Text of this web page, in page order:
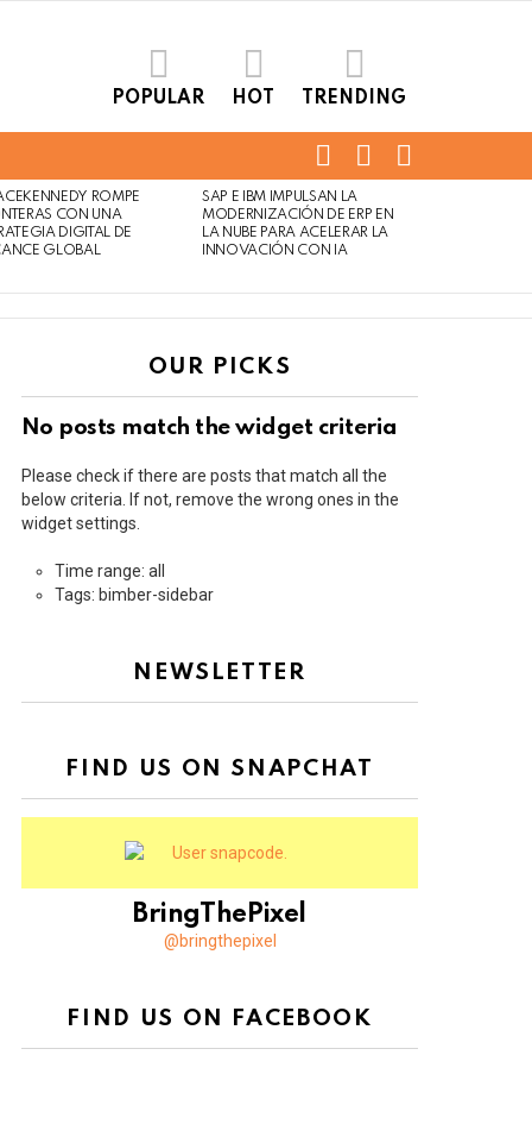
POPULAR HOT TRENDING
FOLLOWSEARCH
ROMPE
CON UNA
DIGITAL DE
GLOBAL
Not
Safe
For
Click
to
view
SAP E IBM IMPULSAN LA
MODERNIZACIÓN DE ERP EN
LA NUBE PARA ACELERAR LA
INNOVACIÓN CON IA
OUR PICKS
No posts match the widget criteria
Please check if there are posts that match all the
below criteria. If not, remove the wrong ones in the
widget settings.
Time range: all
Tags: bimber-sidebar
NEWSLETTER
FIND US ON SNAPCHAT
BringThePixel
@bringthepixel
FIND US ON FACEBOOK